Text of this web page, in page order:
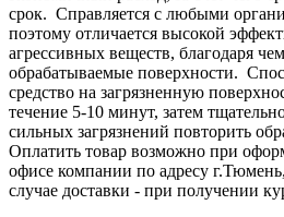
срок. Справляется с любыми
поэтому отличается высокой
агрессивных веществ, благодаря
обрабатываемые поверхности.
средство на загрязненную
течение 5-10 минут, затем
сильных загрязнений повторить
Оплатить товар возможно при
офисе компании по адресу
случае доставки - при получении